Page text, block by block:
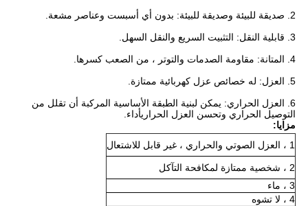
2. صديقة للبيئة وصديقة للبيئة: بدون أي أسبست وعناصر مشعة.
3. قابلية النقل: التثبيت السريع والنقل السهل.
4. المتانة: مقاومة الصدمات والتوتر ، من الصعب كسرها.
5. العزل: له خصائص عزل كهربائية ممتازة.
6. العزل الحراري: يمكن لبنية الطبقة الأساسية المركبة أن تقلل من
التوصيل الحراري وتحسن العزل الحراريأداء.
مزايا:
1 ، العزل الصوتي والحراري ، غير قابل للاشتعال
2 ، شخصية ممتازة لمكافحة التآكل
3 ، ماء
4 ، لا تشوه